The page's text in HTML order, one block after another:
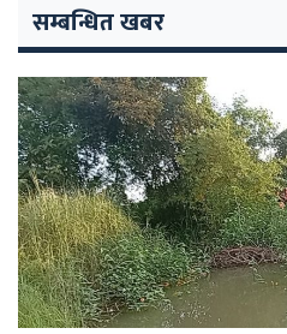
सम्बन्धित खबर